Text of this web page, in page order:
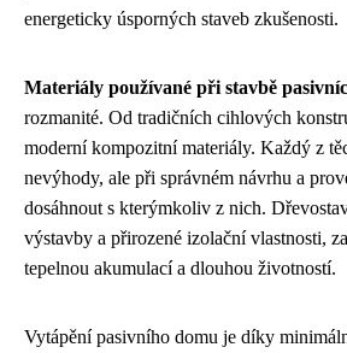
energeticky úsporných staveb zkušenosti.
Materiály používané při stavbě
rozmanité. Od tradičních cihlových
moderní kompozitní materiály. Každý z
nevýhody, ale při správném návrhu a
dosáhnout s kterýmkoliv z nich.
výstavby a přirozené izolační vlastnosti,
tepelnou akumulací a dlouhou životností.
Vytápění pasivního domu je díky